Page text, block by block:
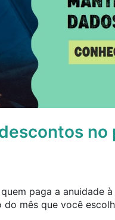
no
paga a anuidade
mês que você